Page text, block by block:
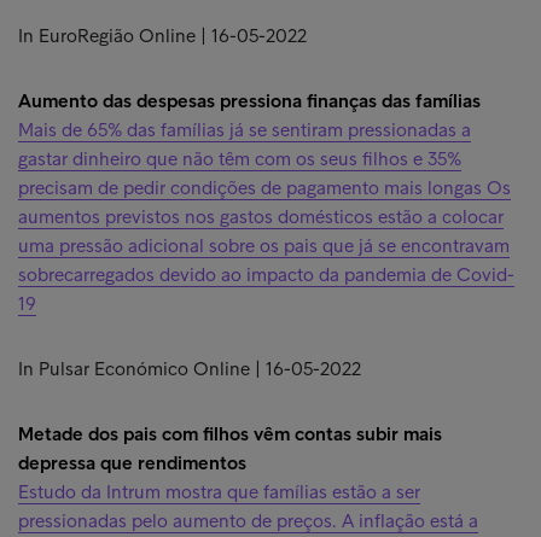
In EuroRegião Online | 16-05-2022
Aumento das despesas pressiona finanças das famílias
Mais de 65% das famílias já se sentiram pressionadas a
gastar dinheiro que não têm com os seus filhos e 35%
precisam de pedir condições de pagamento mais longas Os
aumentos previstos nos gastos domésticos estão a colocar
uma pressão adicional sobre os pais que já se encontravam
sobrecarregados devido ao impacto da pandemia de Covid-
19
In Pulsar Económico Online | 16-05-2022
Metade dos pais com filhos vêm contas subir mais
depressa que rendimentos
Estudo da Intrum mostra que famílias estão a ser
pressionadas pelo aumento de preços. A inflação está a